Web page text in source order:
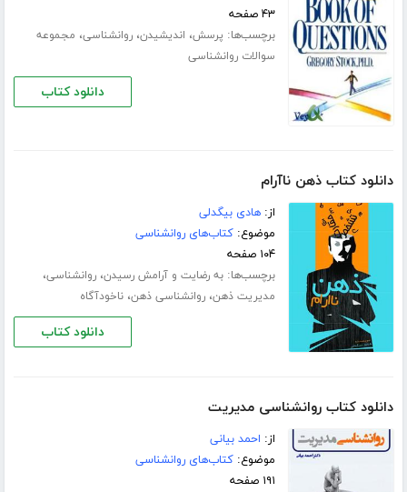
۴۳ صفحه
برچسب‌ها: پرسش، اندیشیدن،روانشناسی، مجموعه
سوالات روانشناسی
دانلود کتاب
دانلود کتاب ذهن ناآرام
از:هادی بیگدلی
موضوع:کتاب‌های روانشناسی
۱۰۴ صفحه
برچسب‌ها:به رضایت و آرامش رسیدن،روانشناسی،
مدیریت ذهن،روانشناسی ذهن،ناخودآگاه
دانلود کتاب
دانلود کتاب روانشناسی مدیریت
از: احمد بیانی
موضوع:کتاب‌های روانشناسی
۱۹۱ صفحه